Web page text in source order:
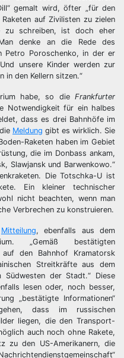
gemalt wird, öfter „für den
auf Zivilisten zu zielen
zu schreiben, ist doch eher
denke an die Rede des
Petro Poroschenko, in der er
unsere Kinder werden zur
in den Kellern sitzen.“
habe, so die Frankfurter
Notwendigkeit für ein halbes
dass es drei Bahnhöfe im
Meldung gibt es wirklich. Sie
Raketen haben im Gebiet
die im Donbass ankam,
Slawjansk und Barwenkowo.“
Die Totschka-U ist
Ein kleiner technischer
nicht beachten, wenn man
Verbrechen zu konstruieren.
Mitteilung, ebenfalls aus dem
„Gemäß bestätigten
den Bahnhof Kramatorsk
Streitkräfte aus dem
der Stadt.“ Diese
lesen oder, noch besser,
„bestätigte Informationen“
dass im russischen
liegen, die den Transport-
auch noch ohne Rakete,
zu den US-Amerikanern, die